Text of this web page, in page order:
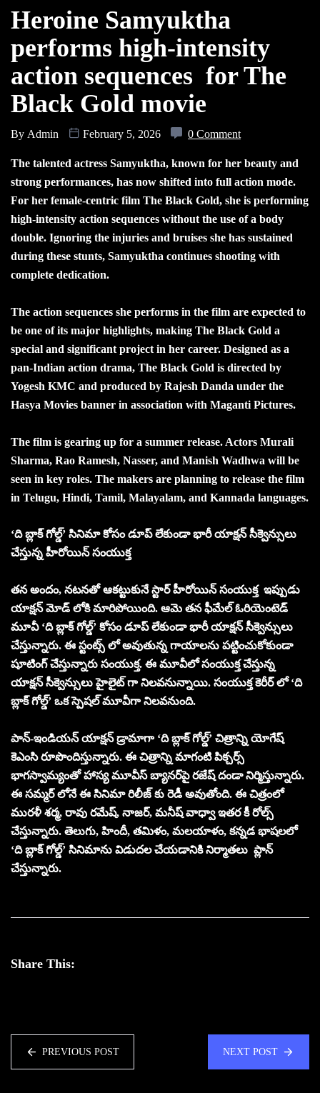
Heroine Samyuktha
performs high-intensity
action sequences for The
Black Gold movie
By Admin February 5, 2026 0 Comment
The talented actress Samyuktha, known for her beauty and
strong performances, has now shifted into full action mode.
For her female-centric film The Black Gold, she is performing
high-intensity action sequences without the use of a body
double. Ignoring the injuries and bruises she has sustained
during these stunts, Samyuktha continues shooting with
complete dedication.
The action sequences she performs in the film are expected to
be one of its major highlights, making The Black Gold a
special and significant project in her career. Designed as a
pan-Indian action drama, The Black Gold is directed by
Yogesh KMC and produced by Rajesh Danda under the
Hasya Movies banner in association with Maganti Pictures.
The film is gearing up for a summer release. Actors Murali
Sharma, Rao Ramesh, Nasser, and Manish Wadhwa will be
seen in key roles. The makers are planning to release the film
in Telugu, Hindi, Tamil, Malayalam, and Kannada languages.
‘ది బ్లాక్ గోల్డ్’ సినిమా కోసం డూప్ లేకుండా భారీ యాక్షన్ సీక్వెన్సులు
చేస్తున్న హీరోయిన్ సంయుక్త
తన అందం, నటనతో ఆకట్టుకునే స్టార్ హీరోయిన్ సంయుక్త ఇప్పుడు
యాక్షన్ మోడ్ లోకి మారిపోయింది. ఆమె తన ఫీమేల్ ఓరియెంటెడ్
మూవీ ‘ది బ్లాక్ గోల్డ్’ కోసం డూప్ లేకుండా భారీ యాక్షన్ సీక్వెన్సులు
చేస్తున్నారు. ఈ స్టంట్స్ లో అవుతున్న గాయాలను పట్టించుకోకుండా
షూటింగ్ చేస్తున్నారు సంయుక్త. ఈ మూవీలో సంయుక్త చేస్తున్న
యాక్షన్ సీక్వెన్సులు హైలైట్ గా నిలవనున్నాయి. సంయుక్త కెరీర్ లో ‘ది
బ్లాక్ గోల్డ్’ ఒక స్పెషల్ మూవీగా నిలవనుంది.
పాన్-ఇండియన్ యాక్షన్ డ్రామాగా ‘ది బ్లాక్ గోల్డ్’ చిత్రాన్ని యోగేష్
కెఎంసి రూపొందిస్తున్నారు. ఈ చిత్రాన్ని మాగంటి పిక్చర్స్
భాగస్వామ్యంతో హాస్య మూవీస్ బ్యానర్‌పై రజేష్ దండా నిర్మిస్తున్నారు.
ఈ సమ్మర్ లోనే ఈ సినిమా రిలీజ్ కు రెడీ అవుతోంది. ఈ చిత్రంలో
మురళీ శర్మ, రావు రమేష్, నాజర్, మనీష్ వాధ్వా ఇతర కీ రోల్స్
చేస్తున్నారు. తెలుగు, హిందీ, తమిళం, మలయాళం, కన్నడ భాషలలో
‘ది బ్లాక్ గోల్డ్’ సినిమాను విడుదల చేయడానికి నిర్మాతలు ప్లాన్
చేస్తున్నారు.
Share This:
PREVIOUS POST NEXT POST